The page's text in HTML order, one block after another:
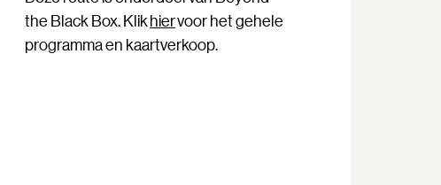
the Black Box. Klikhiervoor het gehele
programma en kaartverkoop.